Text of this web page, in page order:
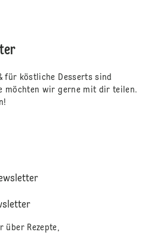
für köstliche Desserts sind
möchten wir gerne mit dir teilen.
über Rezepte,